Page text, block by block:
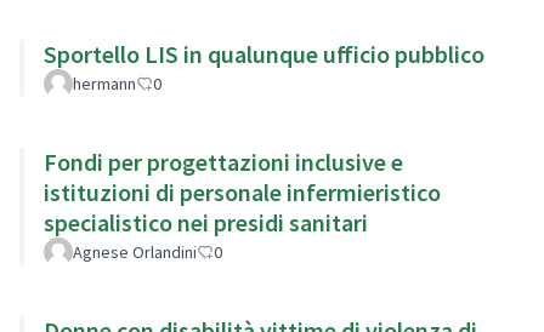
Sportello LIS in qualunque ufficio pubblico
hermann 0
Fondi per progettazioni inclusive e
istituzioni di personale infermieristico
specialistico nei presidi sanitari
Agnese Orlandini 0